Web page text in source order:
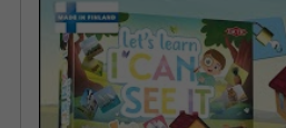
Zabawki
Aplikacje
Media